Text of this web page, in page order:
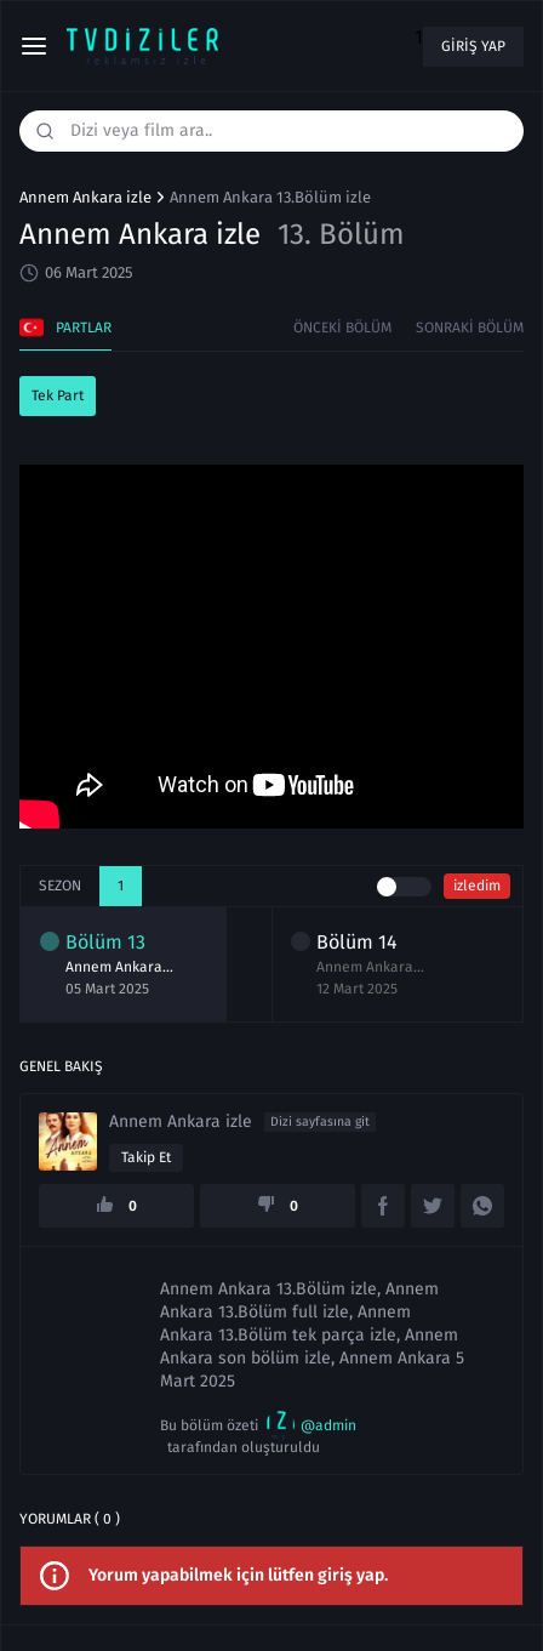
1 GIRIŞ YAP
Annem Ankara izle Annem Ankara 13.Bölüm izle
Annem Ankara izle 13. Bölüm
06 Mart 2025
PARTLAR ÖNCEKI BÖLÜM SONRAKI BÖLÜM
Tek Part
SEZON 1 izledim
Bölüm 13
Annem Ankara 13.Bölüm izle
05 Mart 2025
Bölüm 14
Annem Ankara 14.Bölüm izle
12 Mart 2025
GENEL BAKIŞ
Annem Ankara izle Dizi sayfasına git
Takip Et
0 0
Annem Ankara 13.Bölüm izle, Annem
Ankara 13.Bölüm full izle, Annem
Ankara 13.Bölüm tek parça izle, Annem
Ankara son bölüm izle, Annem Ankara 5
Mart 2025
Bu bölüm özeti
@admin
tarafından oluşturuldu
YORUMLAR ( 0 )
Yorum yapabilmek için lütfen giriş yap.